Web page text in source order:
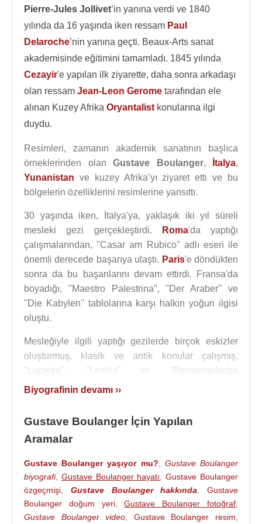
Pierre-Jules Jollivet’in yanına verdi ve 1840
yılında da 16 yaşında iken ressam Paul
Delaroche’nin yanına geçti. Beaux-Arts sanat
akademisinde eğitimini tamamladı. 1845 yılında
Cezayir'e yapılan ilk ziyarette, daha sonra arkadaşı
olan ressam Jean-Leon Gerome tarafından ele
alınan Kuzey Afrika Oryantalist konularına ilgi
duydu.
Resimleri, zamanın akademik sanatının başlıca
örneklerinden olan Gustave Boulanger, İtalya,
Yunanistan ve kuzey Afrika’yı ziyaret etti ve bu
bölgelerin özelliklerini resimlerine yansıttı.
30 yaşında iken, İtalya'ya, yaklaşık iki yıl süreli
mesleki gezi gerçekleştirdi.
Roma'da yaptığı
çalışmalarından, ''Casar am Rubico'' adlı eseri ile
önemli derecede başarıya ulaştı. Paris'e döndükten
sonra da bu başarılarını devam ettirdi. Fransa'da
boyadığı, ''Maestro Palestrina'', ''Der Araber'' ve
''Die Kabylen'' tablolarına karşı halkın yoğun ilgisi
oluştu.
Mesleğiyle ilgili yaptığı gezilerde birçok eskizler
oluşturmuş, klasik ve antik konular çalışmış,
''Lucretia'', ''Lesbia'' ve ''Pompejanische
Kranzehandlerin'' isimli eserleriyle, mesleğinde
1871 yılında 67 x 47 cm ebatlarında “Clarence
Rodolphe Reception Of An Emir” adlı tablosunu
Clarence Rodolphe Reception
Biyografinin devamı ››
Gustave Boulanger İçin Yapılan
Aramalar
Gustave Boulanger yaşıyor mu?
Gustave Boulanger
biyografi, Gustave Boulanger hayatı ,Gustave Boulanger
özgeçmişi
Gustave Boulanger hakkında
Gustave
Boulanger doğum yeri,Gustave Boulanger fotoğraf
Gustave Boulanger video
Gustave Boulanger resim